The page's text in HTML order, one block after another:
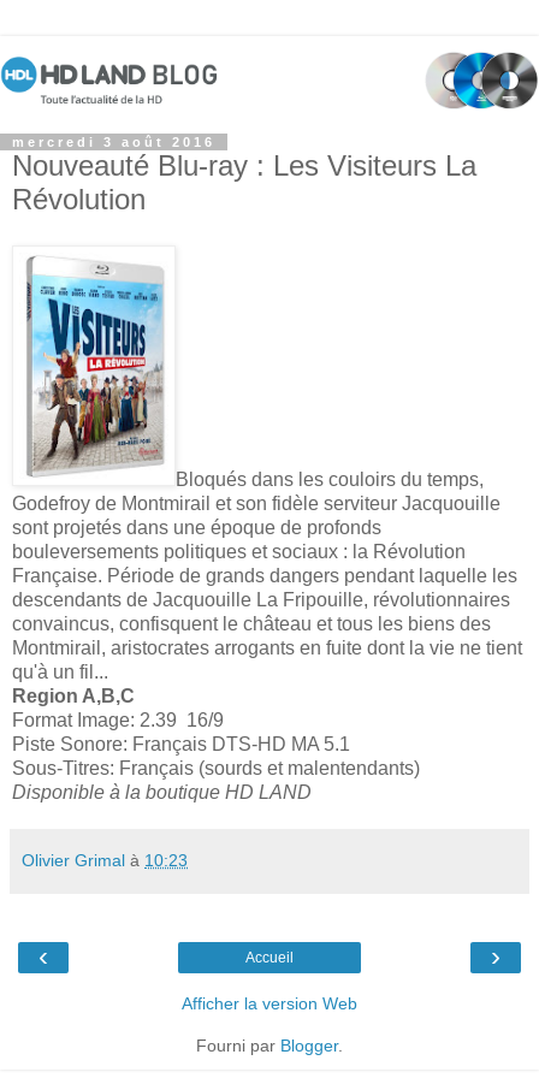
mercredi 3 août 2016
Nouveauté Blu-ray : Les Visiteurs La
Révolution
Bloqués dans les couloirs du temps,
Godefroy de Montmirail et son fidèle serviteur Jacquouille
sont projetés dans une époque de profonds
bouleversements politiques et sociaux : la Révolution
Française. Période de grands dangers pendant laquelle les
descendants de Jacquouille La Fripouille, révolutionnaires
convaincus, confisquent le château et tous les biens des
Montmirail, aristocrates arrogants en fuite dont la vie ne tient
qu'à un fil...
Region A,B,C
Format Image: 2.39 16/9
Piste Sonore: Français DTS-HD MA 5.1
Sous-Titres: Français (sourds et malentendants)
Disponible à la boutique HD LAND
Olivier Grimal à 10:23
‹ ›
Accueil
Afficher la version Web
Fourni par Blogger.